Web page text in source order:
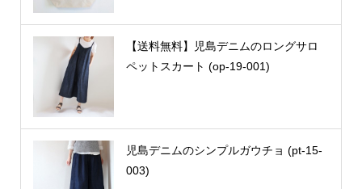
【送料無料】児島デニムのロングサロ
ペットスカート (op-19-001)
児島デニムのシンプルガウチョ (pt-15-
003)